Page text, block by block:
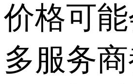
价格可
多服务